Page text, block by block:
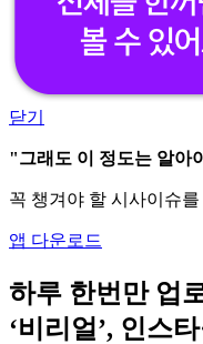
닫기
"그래도 이 정도는 알아
꼭 챙겨야 할 시사이슈
앱 다운로드
하루 한번만 업
‘비리얼’, 인스